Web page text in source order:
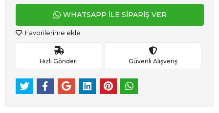
WHATSAPP İLE SİPARİŞ VER
Favorilerime ekle
Hızlı Gönderi Güvenli Alışveriş